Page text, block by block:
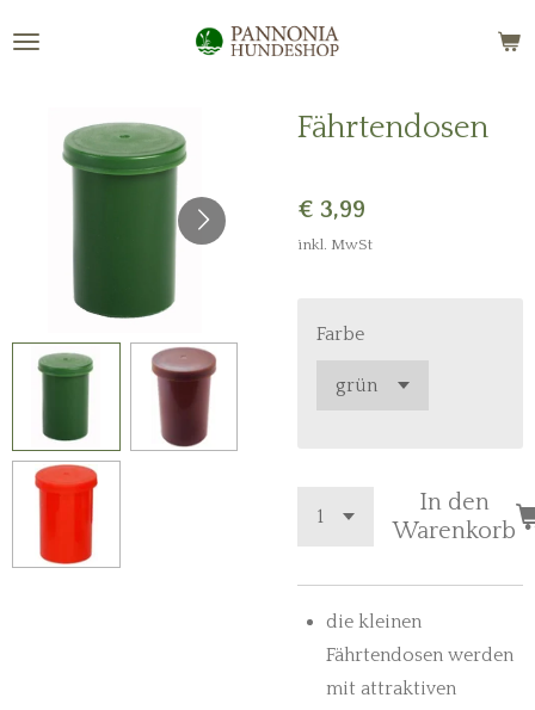
Fährtendosen
€ 3,99
inkl. MwSt
Farbe
In den
Warenkorb
die kleinen
Fährtendosen werden
mit attraktiven